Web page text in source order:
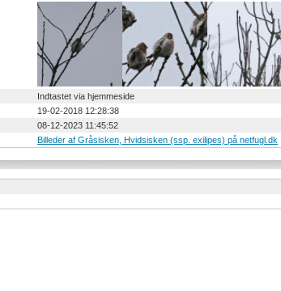
Indtastet via hjemmeside
19-02-2018 12:28:38
08-12-2023 11:45:52
Billeder af Gråsisken, Hvidsisken (ssp. exilipes) på netfugl.dk